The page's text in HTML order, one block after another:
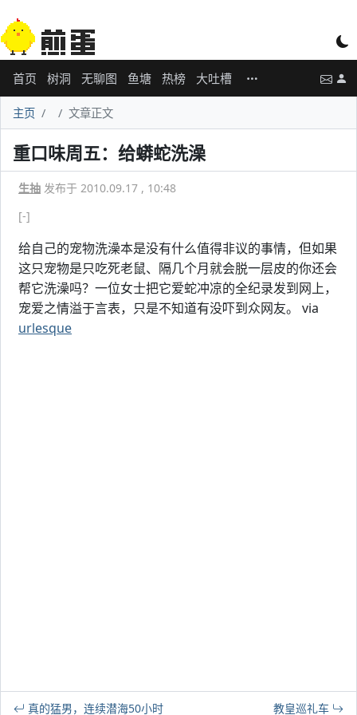
首页 树洞 无聊图 鱼塘 热榜 大吐槽
主页 文章正文
重口味周五：给蟒蛇洗澡
生抽 发布于 2010.09.17 , 10:48
[-]
给自己的宠物洗澡本是没有什么值得非议的事情，但如果
这只宠物是只吃死老鼠、隔几个月就会脱一层皮的你还会
帮它洗澡吗？一位女士把它爱蛇冲凉的全纪录发到网上，
宠爱之情溢于言表，只是不知道有没吓到众网友。 via
urlesque
真的猛男，连续潜海50小时 教皇巡礼车